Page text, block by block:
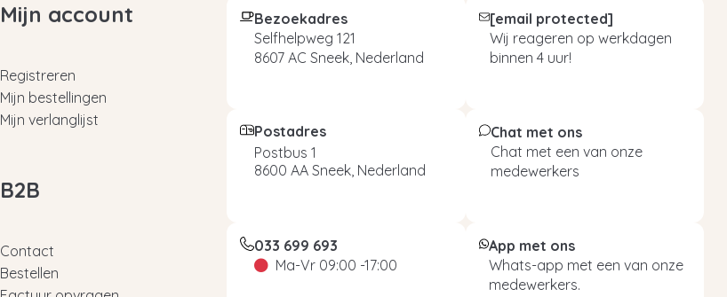
Mijn account
Registreren
Mijn bestellingen
Mijn verlanglijst
B2B
Contact
Bestellen
Bezoekadres
Selfhelpweg 121
8607 AC Sneek, Nederland
[email protected]
Wij reageren op werkdagen
binnen 4 uur!
Postadres
Postbus 1
8600 AA Sneek, Nederland
Chat met ons
Chat met een van onze
medewerkers
033 699 693
Ma-Vr 09:00 -17:00
App met ons
Whats-app met een van onze
medewerkers.